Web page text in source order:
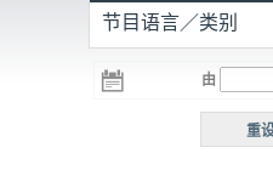
R3
电台 电台
R5
节目语言／类别
由
重